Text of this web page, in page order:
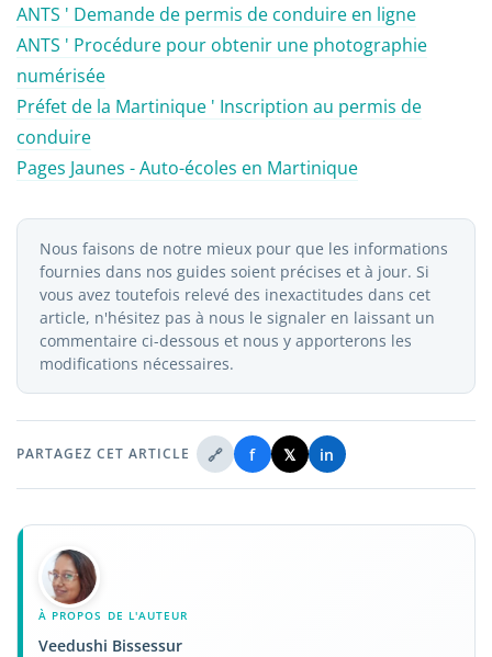
ANTS ' Demande de permis de conduire en ligne
ANTS ' Procédure pour obtenir une photographie
numérisée
Préfet de la Martinique ' Inscription au permis de
conduire
Pages Jaunes - Auto-écoles en Martinique
Nous faisons de notre mieux pour que les informations
fournies dans nos guides soient précises et à jour. Si
vous avez toutefois relevé des inexactitudes dans cet
article, n'hésitez pas à nous le signaler en laissant un
commentaire ci-dessous et nous y apporterons les
modifications nécessaires.
PARTAGEZ CET ARTICLE 🔗 f 𝕏 in
À PROPOS DE L'AUTEUR
Veedushi Bissessur